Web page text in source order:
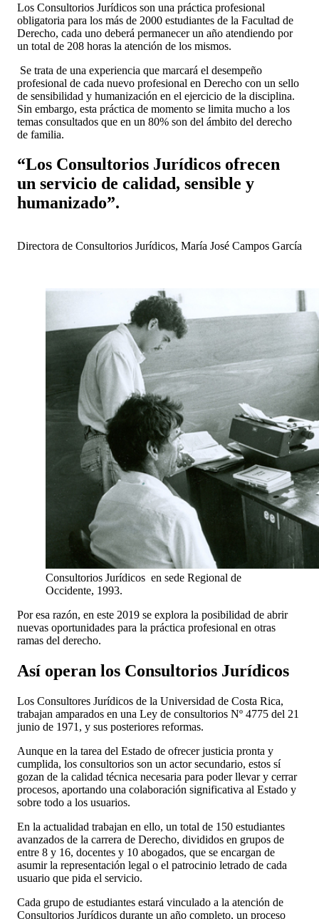
Los Consultorios Jurídicos son una práctica profesional
obligatoria para los más de 2000 estudiantes de la Facultad de
Derecho, cada uno deberá permanecer un año atendiendo por
un total de 208 horas la atención de los mismos.
Se trata de una experiencia que marcará el desempeño
profesional de cada nuevo profesional en Derecho con un sello
de sensibilidad y humanización en el ejercicio de la disciplina.
Sin embargo, esta práctica de momento se limita mucho a los
temas consultados que en un 80% son del ámbito del derecho
de familia.
“Los Consultorios Jurídicos ofrecen
un servicio de calidad, sensible y
humanizado”.
Directora de Consultorios Jurídicos, María José Campos García
Consultorios Jurídicos en sede Regional de
Occidente, 1993.
Por esa razón, en este 2019 se explora la posibilidad de abrir
nuevas oportunidades para la práctica profesional en otras
ramas del derecho.
Así operan los Consultorios Jurídicos
Los Consultores Jurídicos de la Universidad de Costa Rica,
trabajan amparados en una Ley de consultorios Nº 4775 del 21
junio de 1971, y sus posteriores reformas.
Aunque en la tarea del Estado de ofrecer justicia pronta y
cumplida, los consultorios son un actor secundario, estos sí
gozan de la calidad técnica necesaria para poder llevar y cerrar
procesos, aportando una colaboración significativa al Estado y
sobre todo a los usuarios.
En la actualidad trabajan en ello, un total de 150 estudiantes
avanzados de la carrera de Derecho, divididos en grupos de
entre 8 y 16, docentes y 10 abogados, que se encargan de
asumir la representación legal o el patrocinio letrado de cada
usuario que pida el servicio.
Cada grupo de estudiantes estará vinculado a la atención de
Consultorios Jurídicos durante un año completo, un proceso